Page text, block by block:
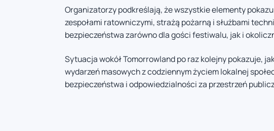
Organizatorzy podkreślają, że wszystkie elementy
zespołami ratowniczymi, strażą pożarną i służbami
bezpieczeństwa zarówno dla gości festiwalu, jak i
Sytuacja wokół Tomorrowland po raz kolejny pokazuje,
wydarzeń masowych z codziennym życiem lokalnej
bezpieczeństwa i odpowiedzialności za przestrzeń